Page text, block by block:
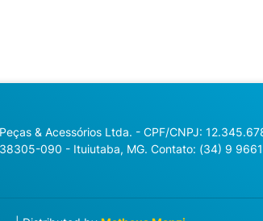
& Acessórios Ltda. - CPF/CNPJ:
38305-090 - Ituiutaba, MG. Contato: (34) 9